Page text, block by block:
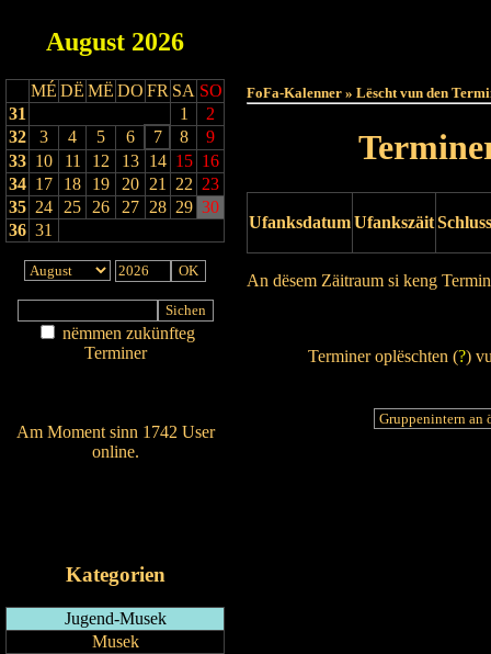
August 2026
MÉ DË MË DO FR SA SO
31
1
2
32
3 4 5 6 7 8
9
33 10 11 12 13 14 15 16
34 17 18 19 20 21 22 23
35 24 25 26 27 28 29 30
36 31
nëmmen zukünfteg
Terminer
Am Moment sinn 1742 User
online.
Kategorien
Jugend-Musek
Musek
FoFa-Kalenner » Lëscht vun den
UfanksdatumUfankszäit
An dësem Zäitraum si keng
Terminer oplëschten (?)